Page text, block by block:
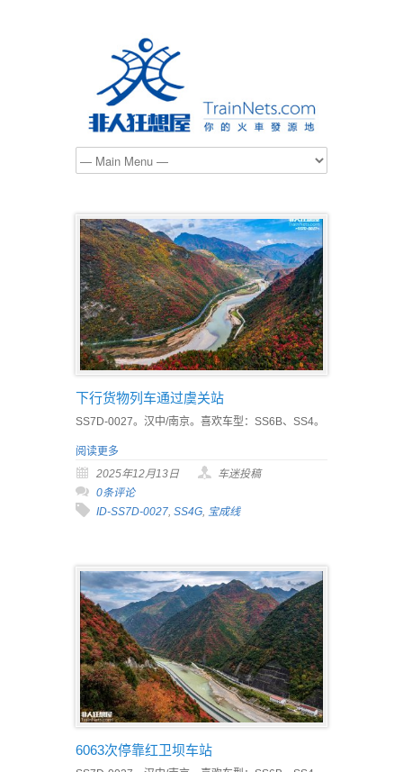
下行货物列车通过虞关站
SS7D-0027。汉中/南京。喜欢车型：SS6B、SS4。
阅读更多
2025年12月13日
车迷投稿
0条评论
ID-SS7D-0027, SS4G, 宝成线
6063次停靠红卫坝车站